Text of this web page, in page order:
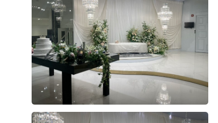
우선 웨딩홀에 방문하자마자 분위기부터 마음에 들었습니
다. 단독홀이라 복잡하지 않고, 별도로 VIP 라운지가 마련
되어 있어 어르신들께서 편하게 쉴 수 있는 공간이 있다는
점이 특히 좋았습니다. 홀 내부 역시 꽃장식이 아름답고,
홀 중앙에 이벤트를 진행할 수 있는 공간이 있어 더욱 마음
에 들었습니다. 안산 지역의 다른 웨딩홀들과 비교해봤지
만, 이곳이 가장 만족스러워 최종적으로 계약하게 되었습
니다.
후기가 도움이 되었나요? 0